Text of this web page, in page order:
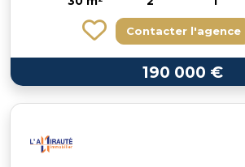
Contacter l'agence
190 000 €